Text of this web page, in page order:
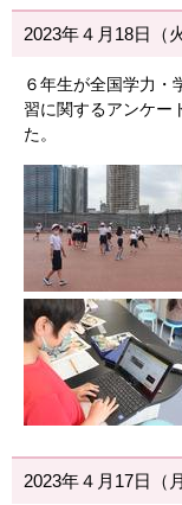
2023年４月18日（火
６年生が全国学力・
習に関するアンケー
た。
2023年４月17日（月